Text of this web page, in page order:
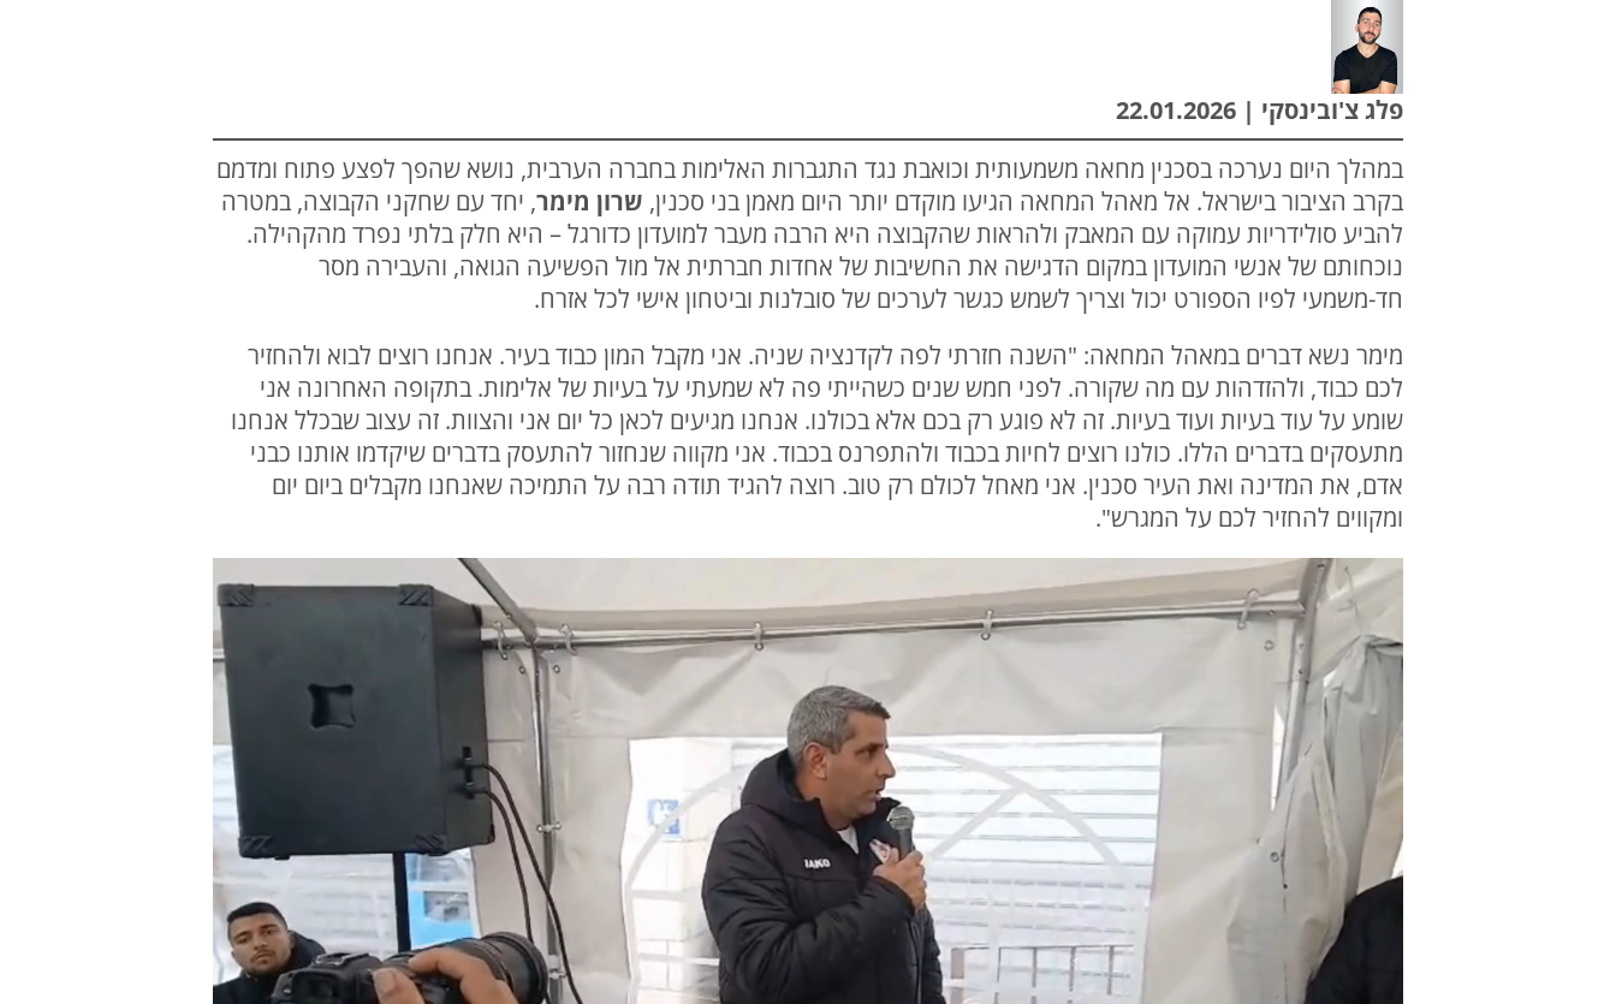
פלג צ'ובינסקי | 22.01.2026
במהלך היום נערכה בסכנין מחאה משמעותית וכואבת נגד התגברות האלימות בחברה הערבית, נושא שהפך לפצע פתוח ומדמם
בקרב הציבור בישראל. אל מאהל המחאה הגיעו מוקדם יותר היום מאמן בני סכנין, שרון מימר, יחד עם שחקני הקבוצה, במטרה
להביע סולידריות עמוקה עם המאבק ולהראות שהקבוצה היא הרבה מעבר למועדון כדורגל – היא חלק בלתי נפרד מהקהילה.
נוכחותם של אנשי המועדון במקום הדגישה את החשיבות של אחדות חברתית אל מול הפשיעה הגואה, והעבירה מסר
חד-משמעי לפיו הספורט יכול וצריך לשמש כגשר לערכים של סובלנות וביטחון אישי לכל אזרח.
מימר נשא דברים במאהל המחאה: "השנה חזרתי לפה לקדנציה שניה. אני מקבל המון כבוד בעיר. אנחנו רוצים לבוא ולהחזיר
לכם כבוד, ולהזדהות עם מה שקורה. לפני חמש שנים כשהייתי פה לא שמעתי על בעיות של אלימות. בתקופה האחרונה אני
שומע על עוד בעיות ועוד בעיות. זה לא פוגע רק בכם אלא בכולנו. אנחנו מגיעים לכאן כל יום אני והצוות. זה עצוב שבכלל אנחנו
מתעסקים בדברים הללו. כולנו רוצים לחיות בכבוד ולהתפרנס בכבוד. אני מקווה שנחזור להתעסק בדברים שיקדמו אותנו כבני
אדם, את המדינה ואת העיר סכנין. אני מאחל לכולם רק טוב. רוצה להגיד תודה רבה על התמיכה שאנחנו מקבלים ביום יום
ומקווים להחזיר לכם על המגרש".